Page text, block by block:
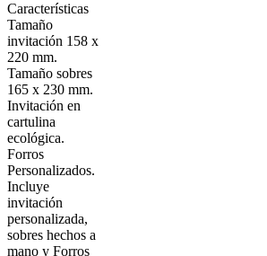
Características
Tamaño
invitación 158 x
220 mm.
Tamaño sobres
165 x 230 mm.
Invitación en
cartulina
ecológica.
Forros
Personalizados.
Incluye
invitación
personalizada,
sobres hechos a
mano y Forros